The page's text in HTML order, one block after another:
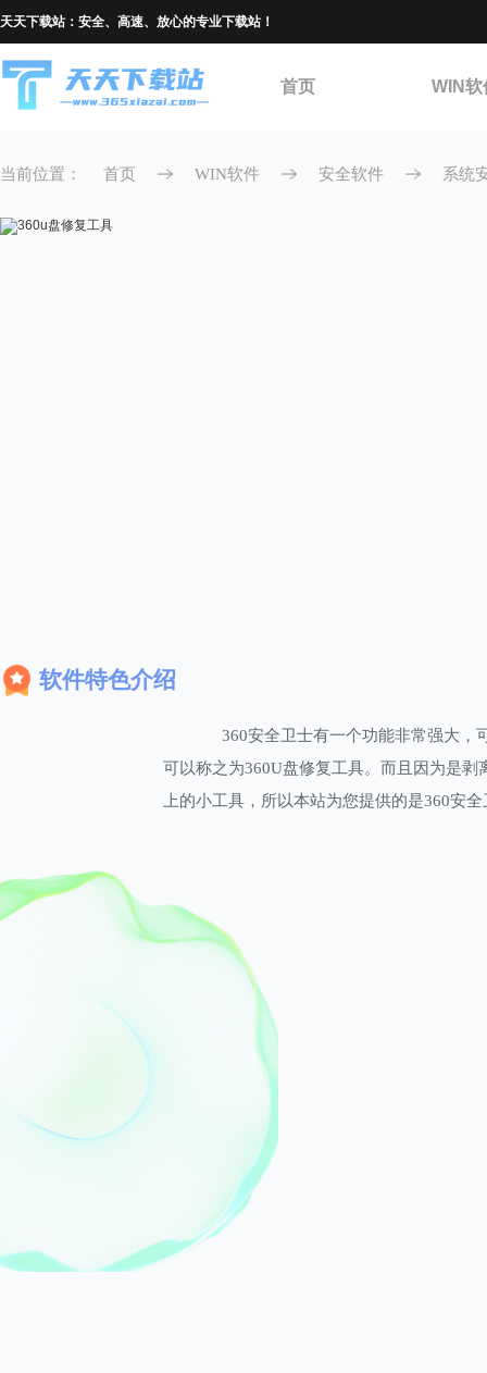
天天下载站：安全、高速、放心的专业下载站！
首页 WIN软
当前位置： 首页 WIN软件 安全软件 系统
软件特色介绍
360安全卫士有一个功能非常强大，
可以称之为360U盘修复工具。而且因为是
上的小工具，所以本站为您提供的是360安